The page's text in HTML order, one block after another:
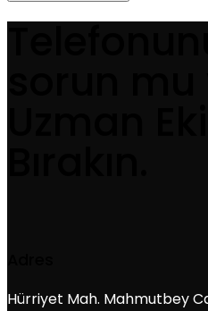
Hürriyet Mah. Mahmutbey